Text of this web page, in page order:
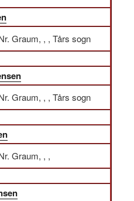
Graum, , , Tårs sogn
Graum, , , Tårs sogn
Graum, , ,